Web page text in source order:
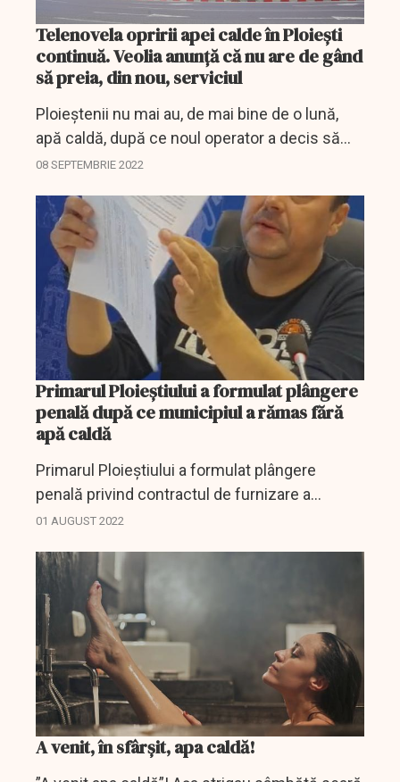
Telenovela opririi apei calde în Ploieşti
continuă. Veolia anunţă că nu are de gând
să preia, din nou, serviciul
Ploieştenii nu mai au, de mai bine de o lună,
apă caldă, după ce noul operator a decis să
oprească furnizarea pentru a repara
Primăria Ploieşti...
08 SEPTEMBRIE 2022
Primarul Ploieştiului a formulat plângere
penală după ce municipiul a rămas fără
apă caldă
Primarul Ploieştiului a formulat plângere
penală privind contractul de furnizare a
agentului termic.
01 AUGUST 2022
A venit, în sfârșit, apa caldă!